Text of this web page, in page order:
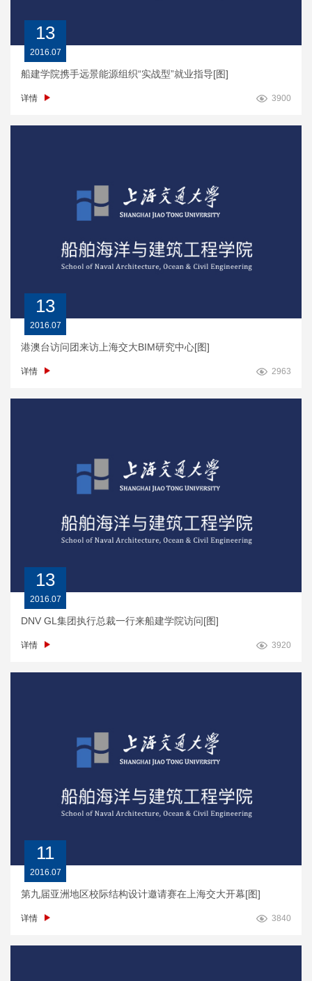
13
2016.07
船建学院携手远景能源组织“实战型”就业指导[图]
详情 3900
13
2016.07
港澳台访问团来访上海交大BIM研究中心[图]
详情 2963
13
2016.07
DNV GL集团执行总裁一行来船建学院访问[图]
详情 3920
11
2016.07
第九届亚洲地区校际结构设计邀请赛在上海交大开幕[图]
详情 3840